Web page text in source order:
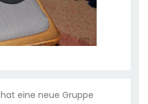
hat eine neue Gruppe